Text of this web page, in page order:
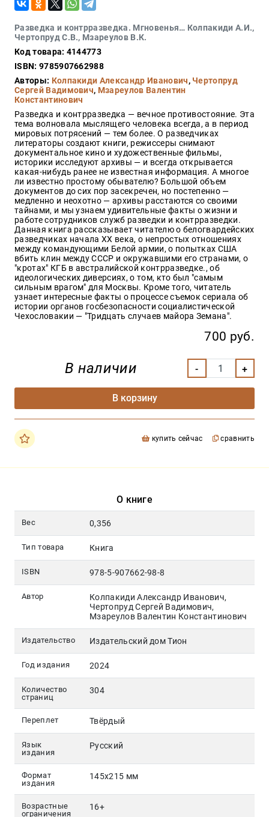
Разведка и контрразведка. Мгновенья… Колпакиди А.И.,
Чертопруд С.В., Мзареулов В.К.
Код товара: 4144773
ISBN: 9785907662988
Авторы: Колпакиди Александр Иванович, Чертопруд
Сергей Вадимович, Мзареулов Валентин
Константинович
Разведка и контрразведка — вечное противостояние. Эта
тема волновала мыслящего человека всегда, а в период
мировых потрясений — тем более. О разведчиках
литераторы создают книги, режиссеры снимают
документальное кино и художественные фильмы,
историки исследуют архивы — и всегда открывается
какая-нибудь ранее не известная информация. А многое
ли известно простому обывателю? Большой объем
документов до сих пор засекречен, но постепенно —
медленно и неохотно — архивы расстаются со своими
тайнами, и мы узнаем удивительные факты о жизни и
работе сотрудников служб разведки и контрразведки.
Данная книга рассказывает читателю о белогвардейских
разведчиках начала ХХ века, о непростых отношениях
между командующими Белой армии, о попытках США
вбить клин между СССР и окружавшими его странами, о
"кротах" КГБ в австралийской контрразведке., об
идеологических диверсиях, о том, кто был "самым
сильным врагом" для Москвы. Кроме того, читатель
узнает интересные факты о процессе съемок сериала об
истории органов госбезопасности социалистической
Чехословакии — "Тридцать случаев майора Земана".
700 руб.
В наличии
В корзину
купить сейчас сравнить
О книге
Вес 0,356
Тип товара Книга
ISBN 978-5-907662-98-8
Автор
Колпакиди Александр Иванович,
Чертопруд Сергей Вадимович,
Мзареулов Валентин Константинович
Издательство Издательский дом Тион
Год издания 2024
Количество
страниц
304
Переплет Твёрдый
Язык
издания
Русский
Формат
издания
145х215 мм
Возрастные
ограничения
16+
Красота
здоровье
Оптовикам
Авторам
Контакты
Мероприятия
+7(499)
350-17-
79
Москва
pochta@den-
magazin.ru